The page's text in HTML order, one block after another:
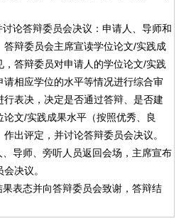
论答辩委员会决议：申请人、导师和
答辩委员会主席宣读学位论文/实践成
，答辩委员对申请人的学位论文/实践
请相应学位的水平等情况进行综合审
行表决，决定是否通过答辩、是否建
文/实践成果水平（按照优秀、良
出评定，并讨论答辩委员会决议。
导师、旁听人员返回会场，主席宣布
决议。
表态并向答辩委员会致谢，答辩结